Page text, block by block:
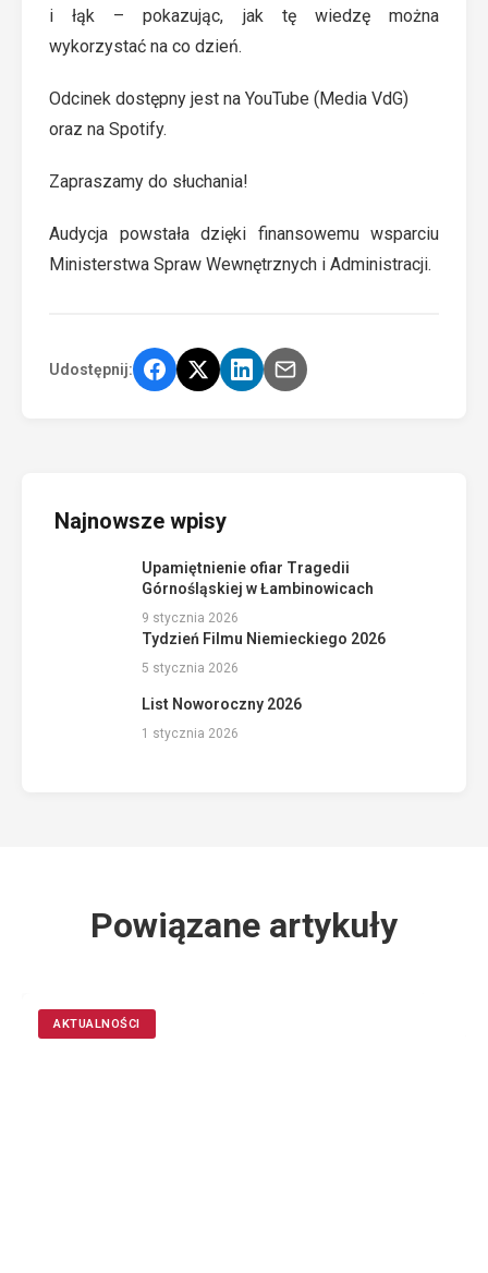
i łąk – pokazując, jak tę wiedzę można
wykorzystać na co dzień.
Odcinek dostępny jest na YouTube (Media VdG)
oraz na Spotify.
Zapraszamy do słuchania!
Audycja powstała dzięki finansowemu wsparciu
Ministerstwa Spraw Wewnętrznych i Administracji.
Udostępnij:
Najnowsze wpisy
Upamiętnienie ofiar Tragedii
Górnośląskiej w Łambinowicach
9 stycznia 2026
Tydzień Filmu Niemieckiego 2026
5 stycznia 2026
List Noworoczny 2026
1 stycznia 2026
Powiązane artykuły
AKTUALNOŚCI